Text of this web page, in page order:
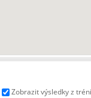
Zobrazit výsledky z